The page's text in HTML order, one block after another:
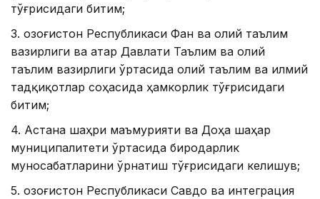
тўғрисидаги битим;
3. Қозоғистон Республикаси Фан ва олий таълим
вазирлиги ва Қатар Давлати Таълим ва олий
таълим вазирлиги ўртасида олий таълим ва илмий
тадқиқотлар соҳасида ҳамкорлик тўғрисидаги
битим;
4. Астана шаҳри маъмурияти ва Доҳа шаҳар
муниципалитети ўртасида биродарлик
муносабатларини ўрнатиш тўғрисидаги келишув;
5. Қозоғистон Республикаси Савдо ва интеграция